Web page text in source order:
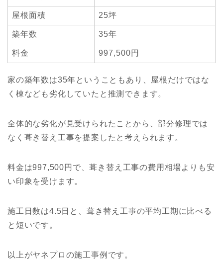
屋根面積 25坪
築年数 35年
料金 997,500円
家の築年数は35年ということもあり、屋根だけではな
く棟なども劣化していたと推測できます。
全体的な劣化が見受けられたことから、部分修理では
なく葺き替え工事を提案したと考えられます。
料金は997,500円で、葺き替え工事の費用相場よりも安
い印象を受けます。
施工日数は4.5日と、葺き替え工事の平均工期に比べる
と短いです。
以上がヤネプロの施工事例です。